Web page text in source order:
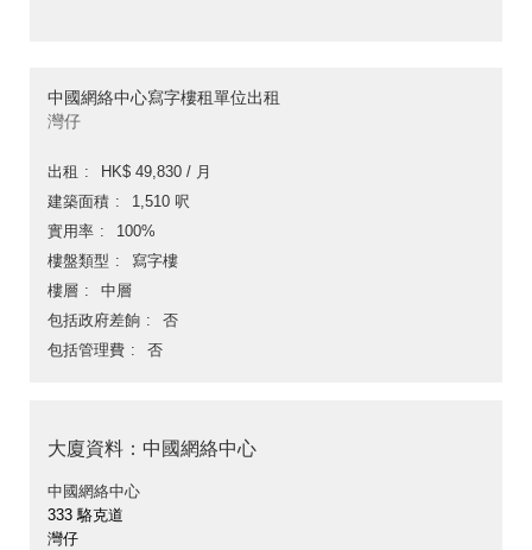
中國網絡中心寫字樓租單位出租
灣仔
出租
HK$ 49,830 / 月
建築面積
1,510 呎
實用率
100%
樓盤類型
寫字樓
樓層
中層
包括政府差餉
否
包括管理費
否
大廈資料：中國網絡中心
中國網絡中心
333 駱克道
灣仔